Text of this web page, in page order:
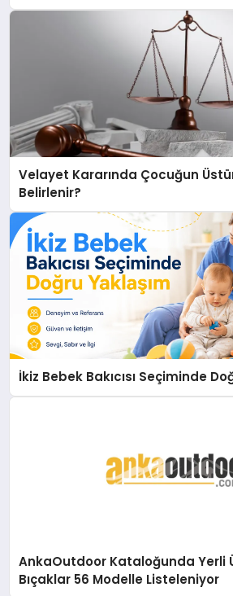
Velayet Kararında Çocuğun
Belirlenir?
İkiz Bebek Bakıcısı Seçiminde
AnkaOutdoor Kataloğunda Yerli
Bıçaklar 56 Modelle Listeleniyor